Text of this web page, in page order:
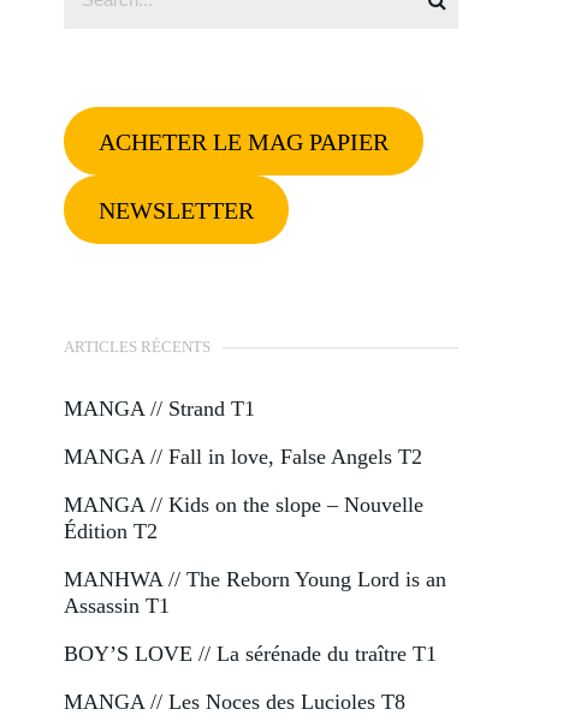
ACHETER LE MAG PAPIER
NEWSLETTER
ARTICLES RÉCENTS
MANGA // Strand T1
MANGA // Fall in love, False Angels T2
MANGA // Kids on the slope – Nouvelle
Édition T2
MANHWA // The Reborn Young Lord is an
Assassin T1
BOY’S LOVE // La sérénade du traître T1
MANGA // Les Noces des Lucioles T8